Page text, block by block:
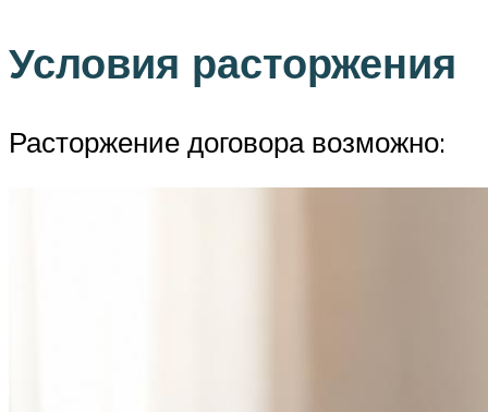
Условия расторжения
Расторжение договора возможно: